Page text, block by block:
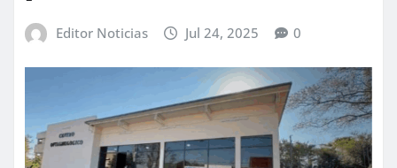
Editor Noticias Jul 24, 2025 0